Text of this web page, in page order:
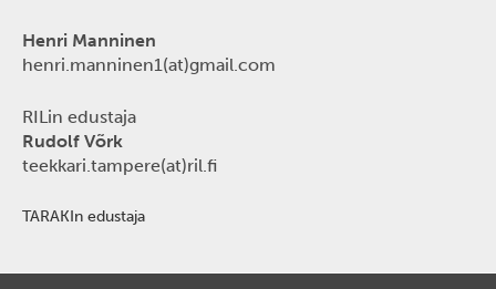
Henri Manninen
henri.manninen1(at)gmail.com
RILin edustaja
Rudolf Võrk
teekkari.tampere(at)ril.fi
TARAKIn edustaja